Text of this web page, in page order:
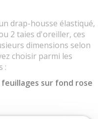
drap-housse élastiqué,
2 taies d'oreiller, ces
dimensions selon
choisir parmi les
:
sur fond rose